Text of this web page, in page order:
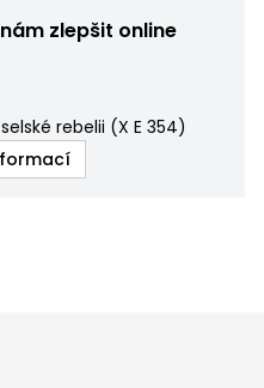
zlepšit online
rebelii (X E 354)